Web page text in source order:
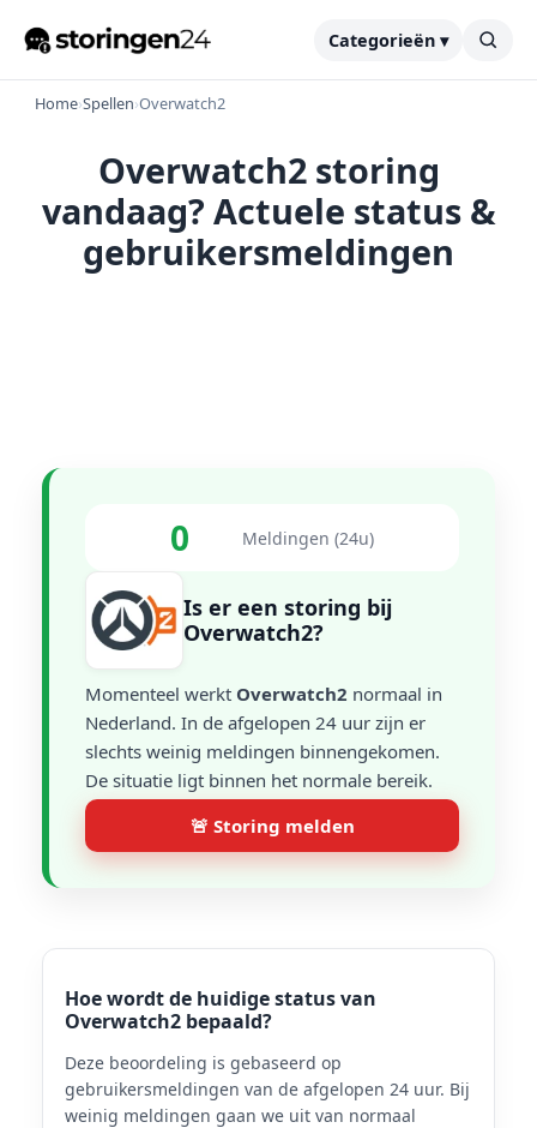
Categorieën ▾
Home›Spellen›Overwatch2
Overwatch2 storing
vandaag? Actuele status &
gebruikersmeldingen
0 Meldingen (24u)
Is er een storing bij
Overwatch2?
Momenteel werkt Overwatch2 normaal in
Nederland. In de afgelopen 24 uur zijn er
slechts weinig meldingen binnengekomen.
De situatie ligt binnen het normale bereik.
🚨 Storing melden
Hoe wordt de huidige status van
Overwatch2 bepaald?
Deze beoordeling is gebaseerd op
gebruikersmeldingen van de afgelopen 24 uur. Bij
weinig meldingen gaan we uit van normaal